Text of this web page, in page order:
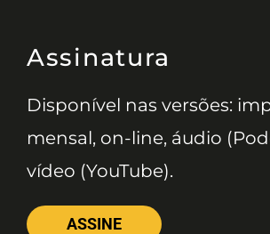
Assinatura
Disponível nas versões:
mensal, on-line, áudio
vídeo (YouTube).
ASSINE